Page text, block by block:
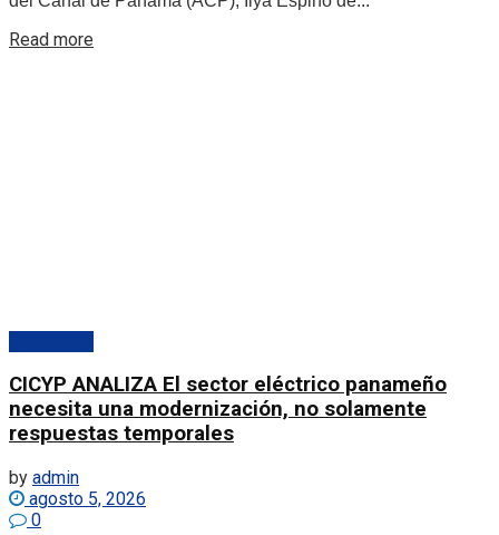
Read more
CICYP ANALIZA El sector eléctrico panameño
necesita una modernización, no solamente
respuestas temporales
by admin
agosto 5, 2026
0